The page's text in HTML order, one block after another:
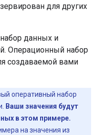
для других
данных и
Операционный набор
создаваемой вами
оперативный набор
Ваши значения будут
в этом примере.
на значения из